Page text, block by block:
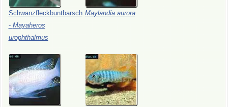
Schwanzfleckbuntbarsch
- Mayaheros
urophthalmus
Maylandia aurora